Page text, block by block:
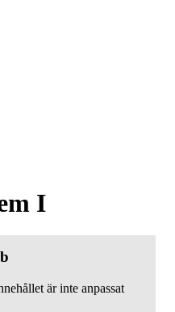
I
är inte anpassat